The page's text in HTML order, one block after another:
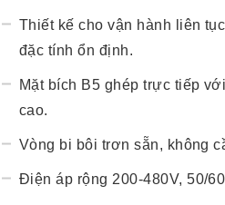
Thiết kế cho vận hành liên
đặc tính ổn định.
Mặt bích B5 ghép trực tiếp
cao.
Vòng bi bôi trơn sẵn, không
Điện áp rộng 200-480V, 50/